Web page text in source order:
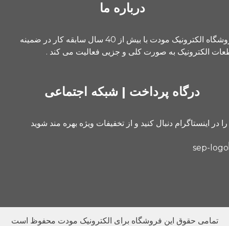
درباره ما
فروشگاه الکترونیک مودت با بیش از 40 سال سابقه کار در ضمینه
الکترونیک به صورت کلی و جزیی فعالیت می کند .
درگاه پرداخت | شبکه اجتماعی
در اینستاگرام دنبال کنید و از تخفیفات ویژه بهره مند شوید
تمامی حقوق این فروشگاه برای الکترونیک مودت محفوظ است